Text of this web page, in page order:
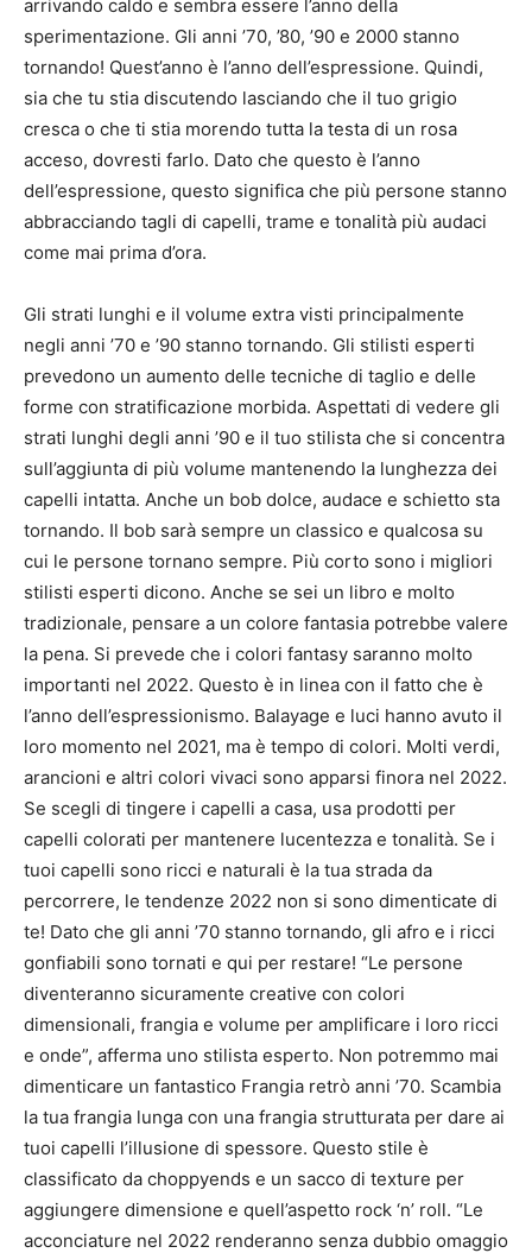
arrivando caldo e sembra essere l’anno della
sperimentazione. Gli anni ’70, ’80, ’90 e 2000 stanno
tornando! Quest’anno è l’anno dell’espressione. Quindi,
sia che tu stia discutendo lasciando che il tuo grigio
cresca o che ti stia morendo tutta la testa di un rosa
acceso, dovresti farlo. Dato che questo è l’anno
dell’espressione, questo significa che più persone stanno
abbracciando tagli di capelli, trame e tonalità più audaci
come mai prima d’ora.
Gli strati lunghi e il volume extra visti principalmente
negli anni ’70 e ’90 stanno tornando. Gli stilisti esperti
prevedono un aumento delle tecniche di taglio e delle
forme con stratificazione morbida. Aspettati di vedere gli
strati lunghi degli anni ’90 e il tuo stilista che si concentra
sull’aggiunta di più volume mantenendo la lunghezza dei
capelli intatta. Anche un bob dolce, audace e schietto sta
tornando. Il bob sarà sempre un classico e qualcosa su
cui le persone tornano sempre. Più corto sono i migliori
stilisti esperti dicono. Anche se sei un libro e molto
tradizionale, pensare a un colore fantasia potrebbe valere
la pena. Si prevede che i colori fantasy saranno molto
importanti nel 2022. Questo è in linea con il fatto che è
l’anno dell’espressionismo. Balayage e luci hanno avuto il
loro momento nel 2021, ma è tempo di colori. Molti verdi,
arancioni e altri colori vivaci sono apparsi finora nel 2022.
Se scegli di tingere i capelli a casa, usa prodotti per
capelli colorati per mantenere lucentezza e tonalità. Se i
tuoi capelli sono ricci e naturali è la tua strada da
percorrere, le tendenze 2022 non si sono dimenticate di
te! Dato che gli anni ’70 stanno tornando, gli afro e i ricci
gonfiabili sono tornati e qui per restare! “Le persone
diventeranno sicuramente creative con colori
dimensionali, frangia e volume per amplificare i loro ricci
e onde”, afferma uno stilista esperto. Non potremmo mai
dimenticare un fantastico Frangia retrò anni ’70. Scambia
la tua frangia lunga con una frangia strutturata per dare ai
tuoi capelli l’illusione di spessore. Questo stile è
classificato da choppyends e un sacco di texture per
aggiungere dimensione e quell’aspetto rock ‘n’ roll. “Le
acconciature nel 2022 renderanno senza dubbio omaggio